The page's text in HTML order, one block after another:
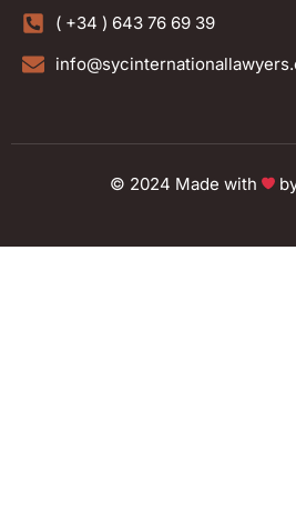
( +34 ) 643 76 69 39
© 2024 Made with